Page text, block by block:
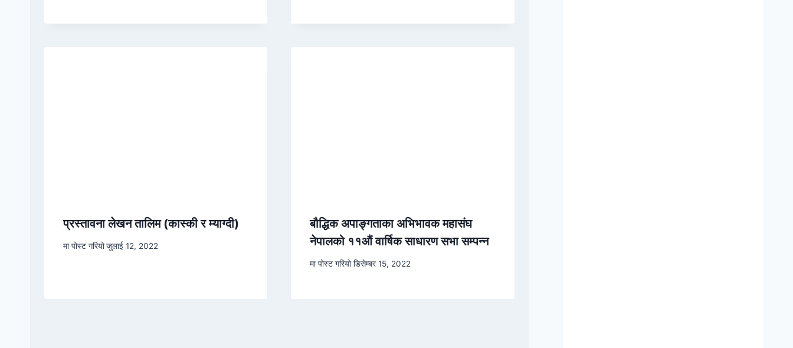
प्रस्तावना लेखन तालिम (कास्की र म्याग्दी)
मा पोस्ट गरियोजुलाई 12, 2022
बौद्धिक अपाङ्गताका अभिभावक महासंघ
नेपालको ११औं वार्षिक साधारण सभा सम्पन्न
मा पोस्ट गरियो डिसेम्बर 15, 2022